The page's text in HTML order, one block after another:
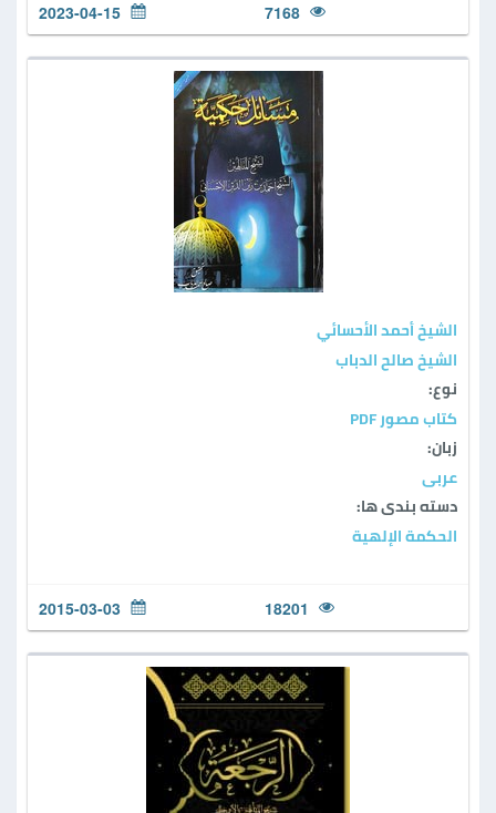
7168
2023-04-15
الشيخ أحمد الأحسائي
الشيخ صالح الدباب
نوع:
كتاب مصور PDF
زبان:
عربی
دسته بندی ها:
الحكمة الإلهية
18201
2015-03-03